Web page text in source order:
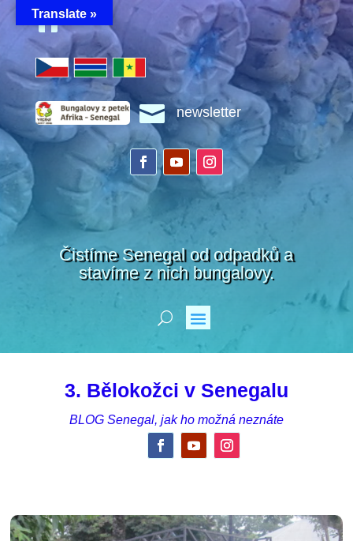

 newsletter
Čistíme Senegal od odpadků a
stavíme z nich bungalovy.
3. Bělokožci v Senegalu
BLOG Senegal, jak ho možná neznáte
Translate »